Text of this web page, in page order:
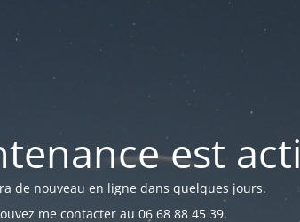
est
de nouveau en ligne dans quelques jours.
me contacter au 06 68 88 45 39.